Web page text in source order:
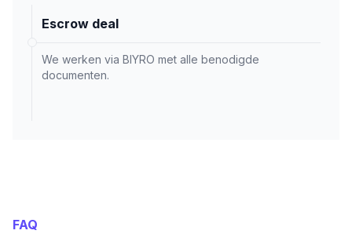
Escrow deal
We werken via BIYRO met alle benodigde
documenten.
FAQ